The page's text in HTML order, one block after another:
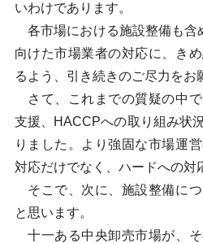
いわけであります。
各市場における施設整備も含
向けた市場業者の対応に、き
るよう、引き続きのご尽力をお
さて、これまでの質疑の中
支援、HACCPへの取り組み状
りました。より強固な市場運
対応だけでなく、ハードへの対
そこで、次に、施設整備に
と思います。
十一ある中央卸売市場が、